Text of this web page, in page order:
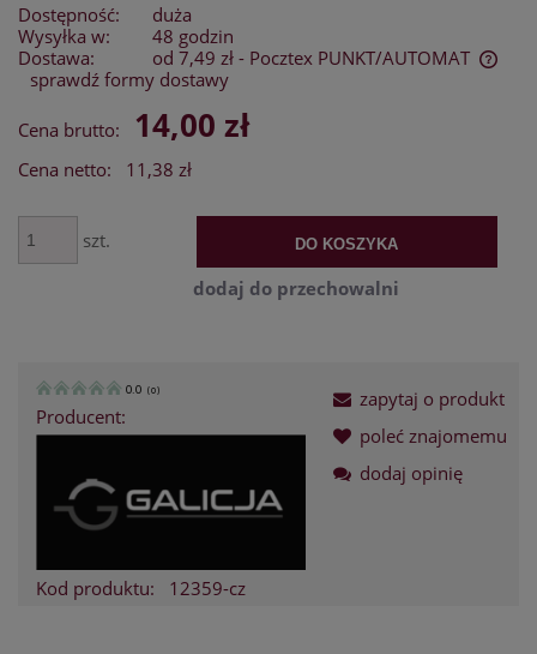
Dostępność:
duża
Wysyłka w:
48 godzin
Dostawa:
od 7,49 zł - Pocztex PUNKT/AUTOMAT
Cena nie zawiera ewentualnych kosztów płatności
sprawdź formy dostawy
Cena brutto: 14,00 zł
Cena netto: 11,38 zł
szt. DO KOSZYKA
dodaj do przechowalni
0.0 (0)
Producent:
Kod produktu: 12359-cz
zapytaj o produkt
poleć znajomemu
dodaj opinię